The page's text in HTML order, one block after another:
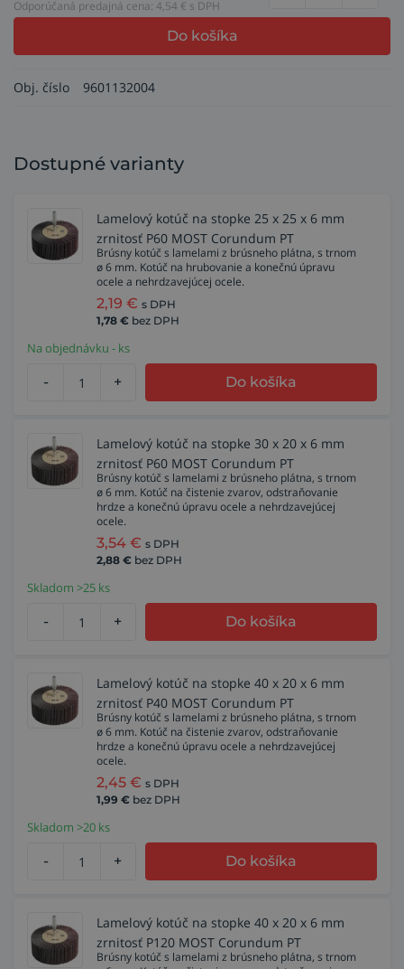
Odporúčaná predajná cena: 4,54 € s DPH
Do košíka
Obj. číslo 9601132004
Dostupné varianty
Lamelový kotúč na stopke 25 x 25 x 6 mm
zrnitosť P60 MOST Corundum PT
Brúsny kotúč s lamelami z brúsneho plátna, s trnom
ø 6 mm. Kotúč na hrubovanie a konečnú úpravu
ocele a nehrdzavejúcej ocele.
2,19 € s DPH
1,78 € bez DPH
Na objednávku - ks
- + Do košíka
Lamelový kotúč na stopke 30 x 20 x 6 mm
zrnitosť P60 MOST Corundum PT
Brúsny kotúč s lamelami z brúsneho plátna, s trnom
ø 6 mm. Kotúč na čistenie zvarov, odstraňovanie
hrdze a konečnú úpravu ocele a nehrdzavejúcej
ocele.
3,54 € s DPH
2,88 € bez DPH
Skladom >25 ks
- + Do košíka
Lamelový kotúč na stopke 40 x 20 x 6 mm
zrnitosť P40 MOST Corundum PT
Brúsny kotúč s lamelami z brúsneho plátna, s trnom
ø 6 mm. Kotúč na čistenie zvarov, odstraňovanie
hrdze a konečnú úpravu ocele a nehrdzavejúcej
ocele.
2,45 € s DPH
1,99 € bez DPH
Skladom >20 ks
- + Do košíka
Lamelový kotúč na stopke 40 x 20 x 6 mm
zrnitosť P120 MOST Corundum PT
Brúsny kotúč s lamelami z brúsneho plátna, s trnom